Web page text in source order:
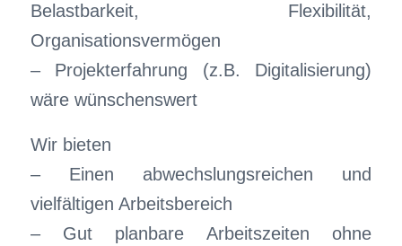
Belastbarkeit, Flexibilität,
Organisationsvermögen
– Projekterfahrung (z.B. Digitalisierung)
wäre wünschenswert
Wir bieten
– Einen abwechslungsreichen und
vielfältigen Arbeitsbereich
– Gut planbare Arbeitszeiten ohne